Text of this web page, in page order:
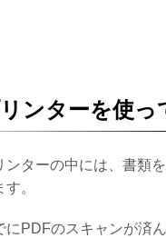
ンターを使っ
ンターの中には、書類
す。
にPDFのスキャンが済